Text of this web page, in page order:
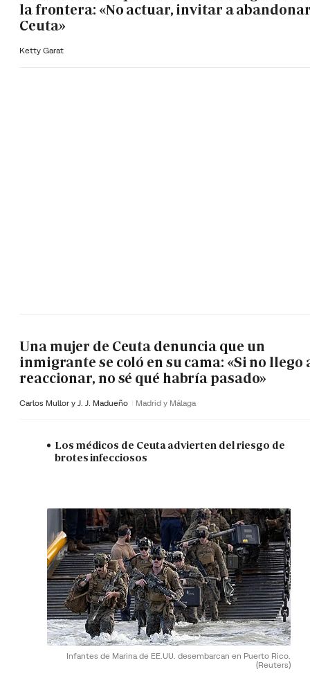
la frontera: «No actuar, invitar a
Ceuta»
Ketty Garat
Una mujer de Ceuta denuncia que un
inmigrante se coló en su cama: «Si no llego
reaccionar, no sé qué habría pasado»
Carlos Mullor y J. J. Madueño Madrid y Málaga
Los médicos de Ceuta advierten del riesgo de
brotes infecciosos
Infantes de Marina de EE.UU. desembarcan en Puerto Rico.
(Reuters)